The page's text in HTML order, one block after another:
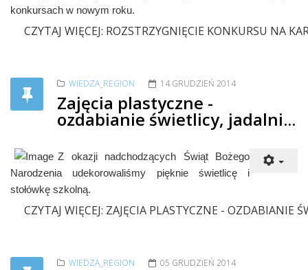
konkursach w nowym roku.
CZYTAJ WIĘCEJ: ROZSTRZYGNIĘCIE KONKURSU NA
WIEDZA_REGION 14 GRUDZIEŃ 2014
Zajęcia plastyczne -
ozdabianie świetlicy, jadalni...
Z okazji nadchodzących Świąt Bożego
Narodzenia udekorowaliśmy pięknie świetlicę i
stołówkę szkolną.
CZYTAJ WIĘCEJ: ZAJĘCIA PLASTYCZNE - OZDABIANIE
WIEDZA_REGION 05 GRUDZIEŃ 2014